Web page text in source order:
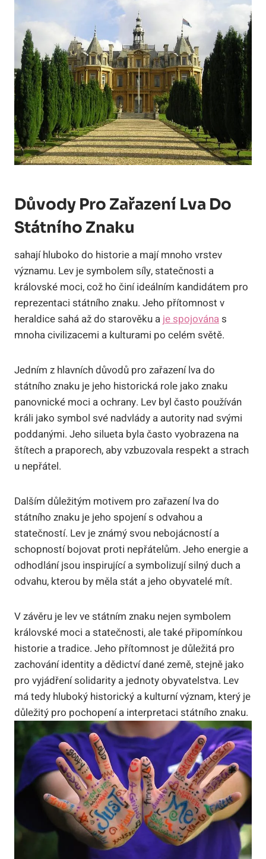
Důvody Pro Zařazení Lva Do
Státního Znaku
sahají hluboko do historie a mají mnoho vrstev
významu. Lev je symbolem síly, statečnosti a
královské moci, což ho činí ideálním kandidátem pro
reprezentaci státního znaku. Jeho přítomnost v
heraldice sahá až do starověku a je spojovánas
mnoha civilizacemi a kulturami po celém světě.
Jedním z hlavních důvodů pro zařazení lva do
státního znaku je jeho historická role jako znaku
panovnické moci a ochrany. Lev byl často používán
králi jako symbol své nadvlády a autority nad svými
poddanými. Jeho silueta byla často vyobrazena na
štítech a praporech, aby vzbuzovala respekt a strach
u nepřátel.
Dalším důležitým motivem pro zařazení lva do
státního znaku je jeho spojení s odvahou a
statečností. Lev je známý svou nebojácností a
schopností bojovat proti nepřátelům. Jeho energie a
odhodlání jsou inspirující a symbolizují silný duch a
odvahu, kterou by měla stát a jeho obyvatelé mít.
V závěru je lev ve státním znaku nejen symbolem
královské moci a statečnosti, ale také připomínkou
historie a tradice. Jeho přítomnost je důležitá pro
zachování identity a dědictví dané země, stejně jako
pro vyjádření solidarity a jednoty obyvatelstva. Lev
má tedy hluboký historický a kulturní význam, který je
důležitý pro pochopení a interpretaci státního znaku.